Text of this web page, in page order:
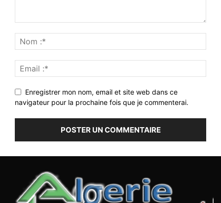
Enregistrer mon nom, email et site web dans ce
navigateur pour la prochaine fois que je commenterai.